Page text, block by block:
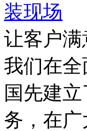
装现场
让客户
我们在
国先建
务，在